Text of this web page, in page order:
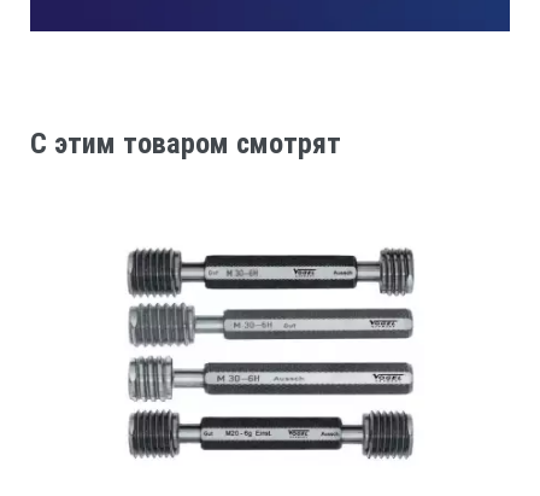
3707700012
установочное кольцо
C этим товаром смотрят